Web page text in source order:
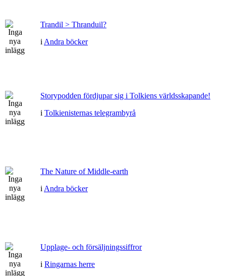
Trandil > Thranduil?
i Andra böcker
Storypodden fördjupar sig i Tolkiens världsskapande!
i Tolkienisternas telegrambyrå
The Nature of Middle-earth
i Andra böcker
Upplage- och försäljningssiffror
i Ringarnas herre